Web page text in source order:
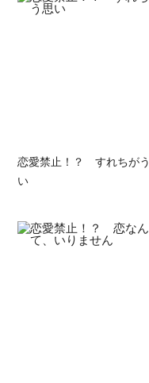
恋愛禁止！？ すれちが
い